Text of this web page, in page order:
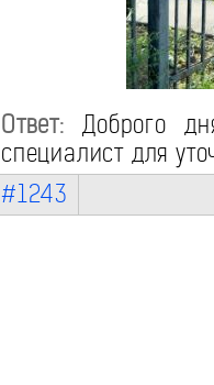
Ответ: Доброго
специалист для
#1243